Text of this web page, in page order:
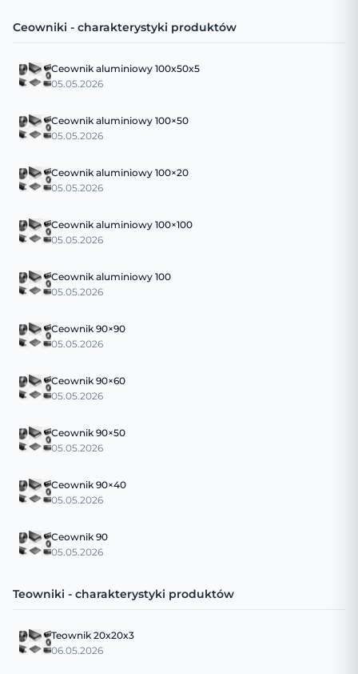
Ceowniki - charakterystyki produktów
Ceownik aluminiowy 100x50x5
05.05.2026
Ceownik aluminiowy 100×50
05.05.2026
Ceownik aluminiowy 100×20
05.05.2026
Ceownik aluminiowy 100×100
05.05.2026
Ceownik aluminiowy 100
05.05.2026
Ceownik 90×90
05.05.2026
Ceownik 90×60
05.05.2026
Ceownik 90×50
05.05.2026
Ceownik 90×40
05.05.2026
Ceownik 90
05.05.2026
Teowniki - charakterystyki produktów
Teownik 20x20x3
06.05.2026